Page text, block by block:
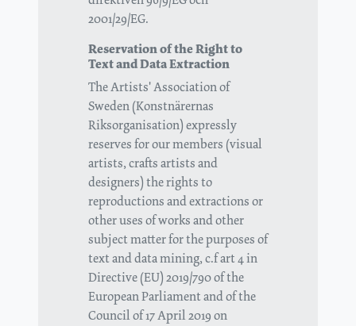
2001/29/EG.
Reservation of the Right to
Text and Data Extraction
The Artists' Association of
Sweden (Konstnärernas
Riksorganisation) expressly
reserves for our members (visual
artists, crafts artists and
designers) the rights to
reproductions and extractions or
other uses of works and other
subject matter for the purposes of
text and data mining, c.f art 4 in
Directive (EU) 2019/790 of the
European Parliament and of the
Council of 17 April 2019 on